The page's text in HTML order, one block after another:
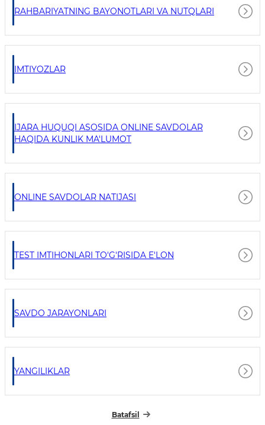
RAHBARIYATNING BAYONOTLARI VA NUTQLARI
IMTIYOZLAR
IJARA HUQUQI ASOSIDA ONLINE SAVDOLAR
HAQIDA KUNLIK MA'LUMOT
ONLINE SAVDOLAR NATIJASI
TEST IMTIHONLARI TO'G'RISIDA E'LON
SAVDO JARAYONLARI
YANGILIKLAR
Batafsil